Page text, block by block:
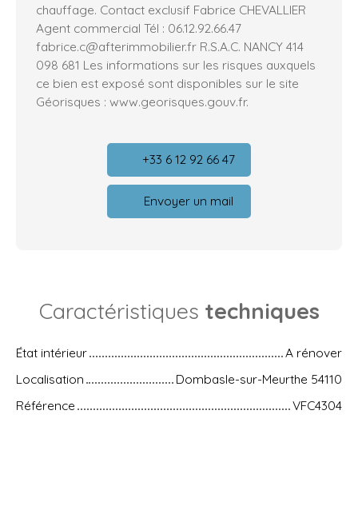
chauffage. Contact exclusif Fabrice CHEVALLIER
Agent commercial Tél : 06.12.92.66.47
fabrice.c@afterimmobilier.fr R.S.A.C. NANCY 414
098 681 Les informations sur les risques auxquels
ce bien est exposé sont disponibles sur le site
Géorisques : www.georisques.gouv.fr.
+33 6 12 92 66 47
Envoyer un mail
Caractéristiques techniques
État intérieur
A rénover
Localisation
Dombasle-sur-Meurthe 54110
Référence
VFC4304